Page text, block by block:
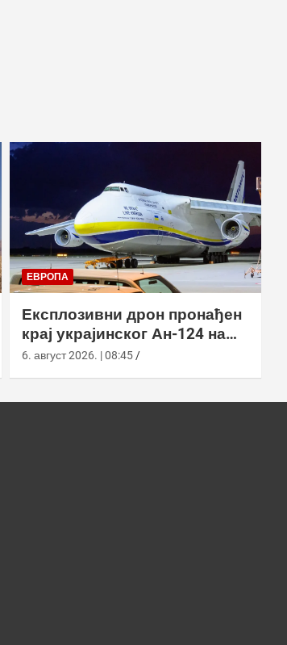
ЕВРОПА
Експлозивни дрон пронађен
крај украјинског Ан-124 на
аеродрому у Лајпцигу
6. август 2026. | 08:45